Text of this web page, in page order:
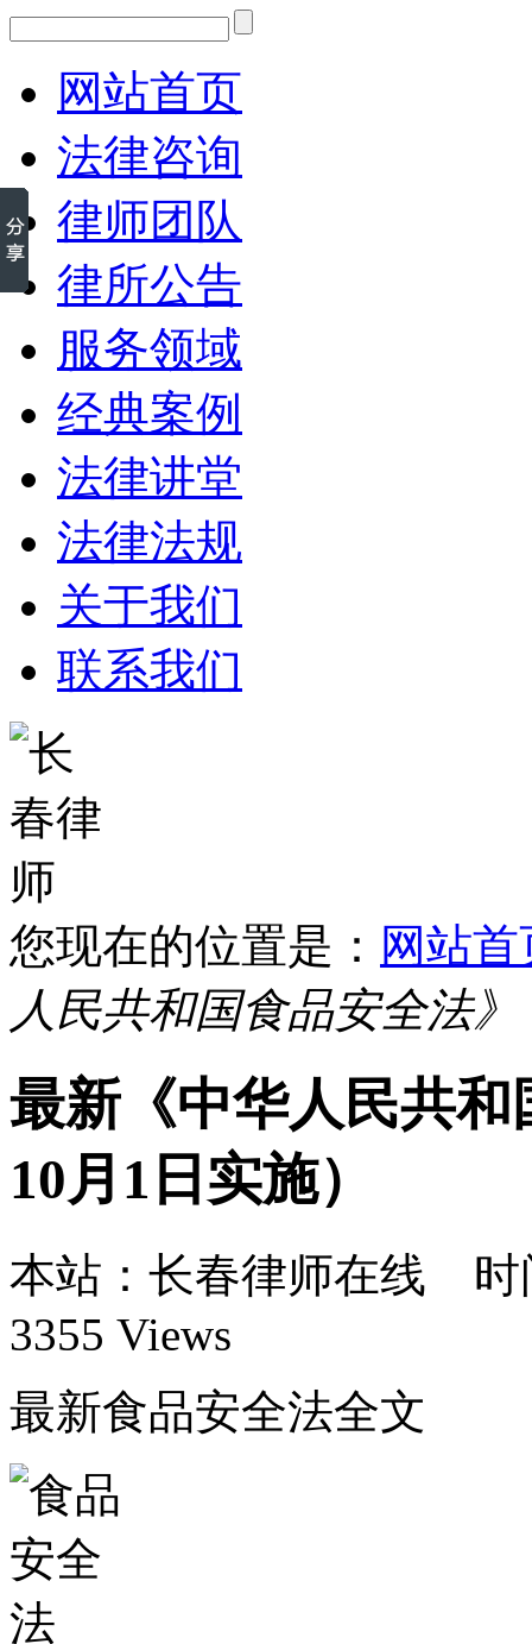
网站首页
法律咨询
律师团队
律所公告
服务领域
经典案例
法律讲堂
法律法规
关于我们
联系我们
您现在的位置是： 网站首
人民共和国食品安全法
最新《中华人民共和
10月1日实施）
本站：长春律师在线 时
3355 Views
最新食品安全法全文